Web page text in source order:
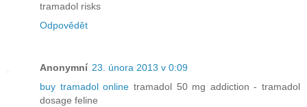
tramadol risks
Odpovědět
Anonymní 23. února 2013 v 0:09
buy tramadol online tramadol 50 mg addiction - tramadol
dosage feline